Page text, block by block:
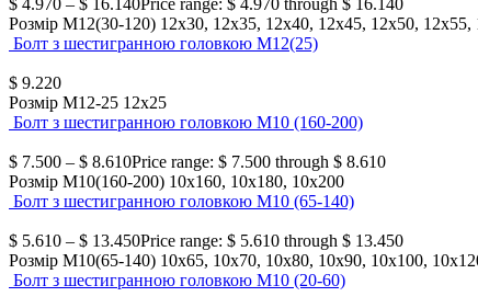
Розмір М12(30-120) 12х30, 12х35, 12х40, 12х45, 12х50,
Болт з шестигранною головкою М12(25)
$ 9.220
Розмір М12-25 12х25
Болт з шестигранною головкою М10 (160-200)
$ 7.500 – $ 8.610Price range: $ 7.500 through $ 8.610
Розмір М10(160-200) 10х160, 10х180, 10х200
Болт з шестигранною головкою М10 (65-140)
$ 5.610 – $ 13.450Price range: $ 5.610 through $ 13.450
Розмір М10(65-140) 10х65, 10х70, 10х80, 10х90, 10х100,
Болт з шестигранною головкою М10 (20-60)